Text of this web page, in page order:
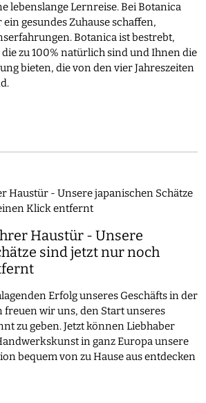
lebenslange Lernreise. Bei Botanica
gesundes Zuhause schaffen,
Botanica ist bestrebt,
zu 100% natürlich sind und Ihnen die
bieten, die von den vier Jahreszeiten
Haustür - Unsere
sind jetzt nur noch
Erfolg unseres Geschäfts in der
freuen wir uns, den Start unseres
zu geben. Jetzt können Liebhaber
in ganz Europa unsere
bequem von zu Hause aus entdecken